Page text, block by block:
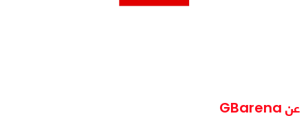
عن GBarena